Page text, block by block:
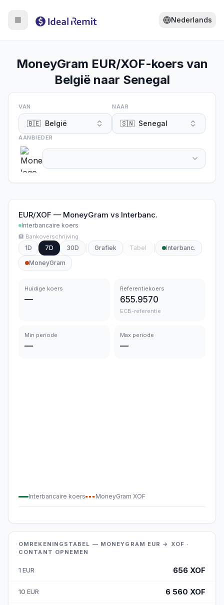
Nederlands
MoneyGram EUR/XOF-koers van
België naar Senegal
VAN
🇧🇪 België
NAAR
🇸🇳 Senegal
AANBIEDER
EUR/XOF — MoneyGram vs Interbanc.
Interbancaire koers
🏦 Bankoverschrijving
1D 7D 30D Grafiek Tabel
Interbanc.
MoneyGram
Huidige koers
—
Referentiekoers
655.9570
ECB-referentie
Min periode
—
Max periode
—
Interbancaire koers MoneyGram XOF
OMREKENINGSTABEL — MONEYGRAM EUR → XOF ·
CONTANT OPNEMEN
1 EUR 656 XOF
10 EUR 6 560 XOF